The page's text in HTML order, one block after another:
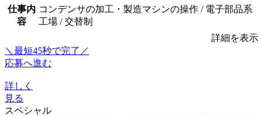
仕事内
容
コンデンサの加工・製造マシンの操作 / 電子部品系
工場 / 交替制
詳細を表示
＼最短45秒で完了／
応募へ進む
詳しく
見る
スペシャル